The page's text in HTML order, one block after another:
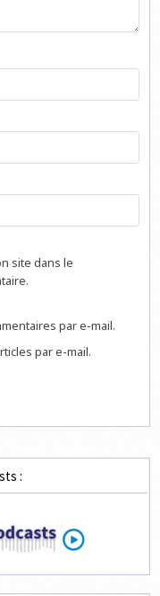
site dans le
par e-mail.
par e-mail.
: